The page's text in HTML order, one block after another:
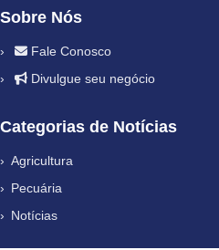
Sobre Nós
Fale Conosco
Divulgue seu negócio
Categorias de Notícias
Agricultura
Pecuária
Notícias